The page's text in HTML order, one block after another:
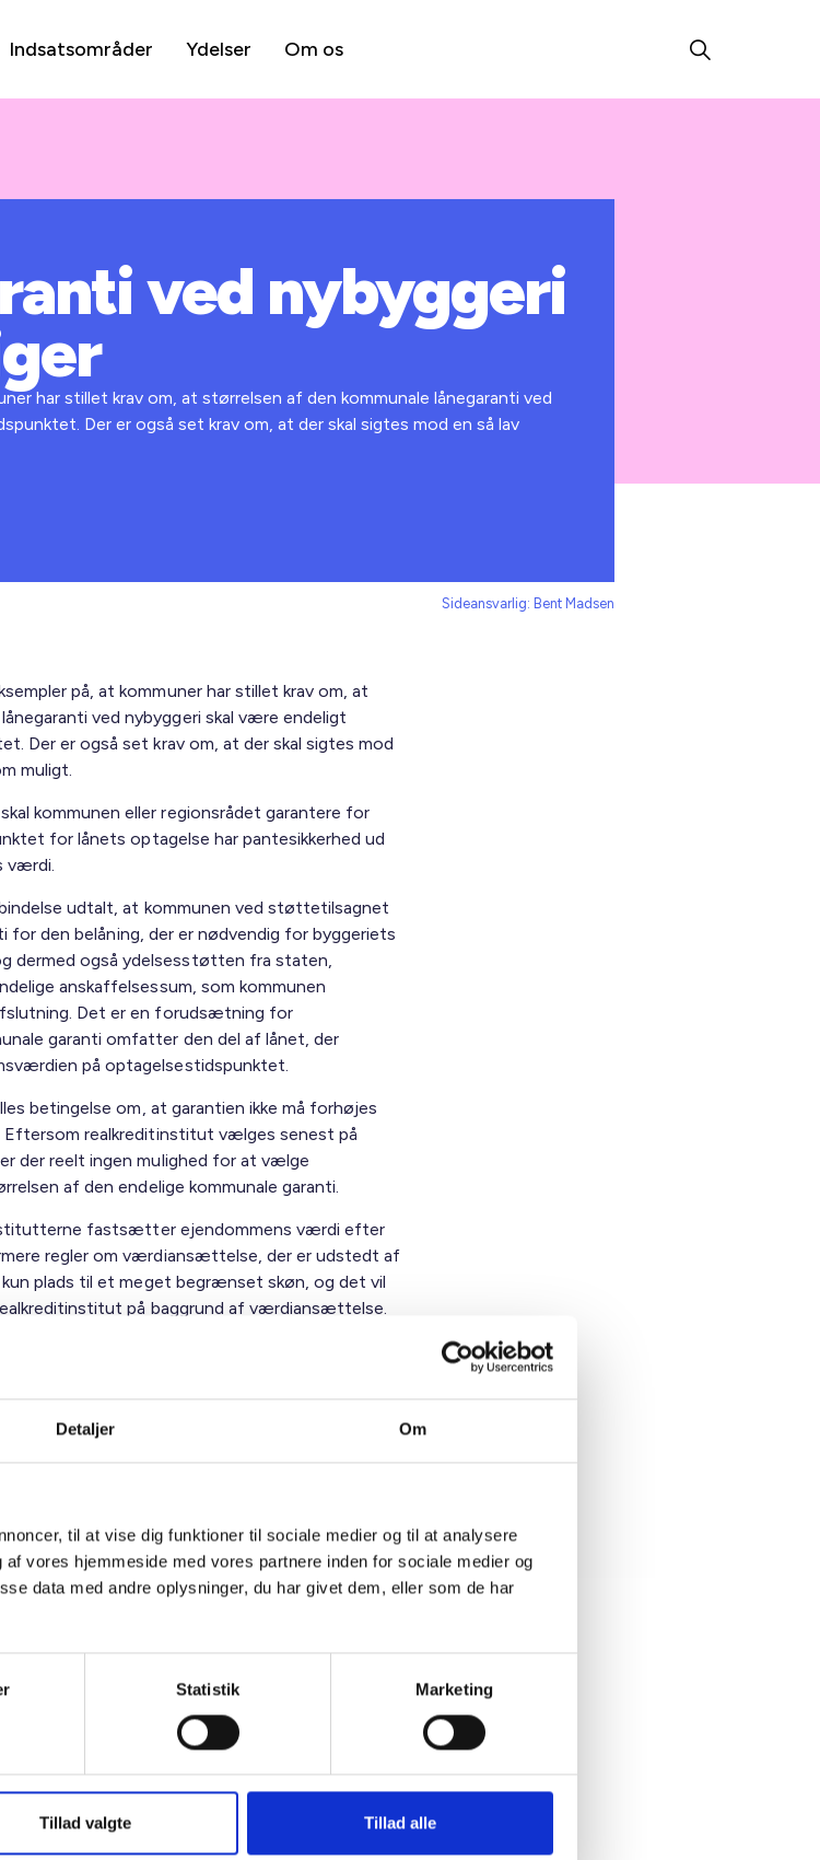
Detaljer Om
til at vise dig funktioner til sociale medier og til at analysere
vores hjemmeside med vores partnere inden for sociale medier og
data med andre oplysninger, du har givet dem, eller som de har
Statistik Marketing
Tillad valgte Tillad alle
Indsatsområder Ydelser Om os
ved nybyggeri
har stillet krav om, at størrelsen af den kommunale lånegaranti ved
Der er også set krav om, at der skal sigtes mod en så lav
Sideansvarlig: Bent Madsen
på, at kommuner har stillet krav om, at
ved nybyggeri skal være endeligt
Der er også set krav om, at der skal sigtes mod
muligt.
kommunen eller regionsrådet garantere for
for lånets optagelse har pantesikkerhed ud
værdi.
udtalt, at kommunen ved støttetilsagnet
for den belåning, der er nødvendig for byggeriets
dermed også ydelsesstøtten fra staten,
anskaffelsessum, som kommunen
Det er en forudsætning for
garanti omfatter den del af lånet, der
på optagelsestidspunktet.
betingelse om, at garantien ikke må forhøjes
Eftersom realkreditinstitut vælges senest på
der reelt ingen mulighed for at vælge
af den endelige kommunale garanti.
fastsætter ejendommens værdi efter
regler om værdiansættelse, der er udstedt af
kun plads til et meget begrænset skøn, og det vil
på baggrund af værdiansættelse.